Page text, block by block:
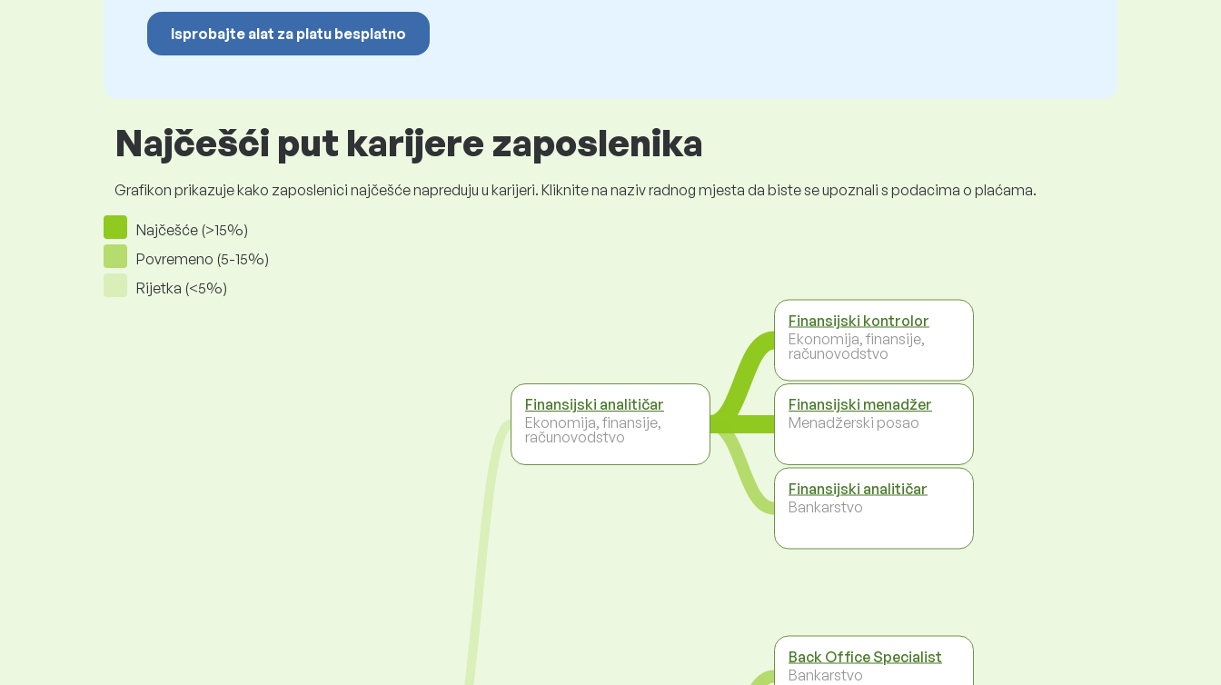
Isprobajte alat za platu besplatno
Najčešći put karijere zaposlenika
Grafikon prikazuje kako zaposlenici najčešće napreduju u karijeri. Kliknite na naziv radnog mjesta da biste se upoznali s podacima o plaćama.
Najčešće (>15%)
Povremeno (5-15%)
Rijetka (<5%)
Finansijski analitičar
Ekonomija, finansije,
računovodstvo
Finansijski kontrolor
Ekonomija, finansije,
računovodstvo
Finansijski menadžer
Menadžerski posao
Finansijski analitičar
Bankarstvo
Back Office Specialist
Bankarstvo